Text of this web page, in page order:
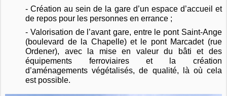
- Création au sein de la gare d’un espace d’accueil et
de repos pour les personnes en errance ;
- Valorisation de l’avant gare, entre le pont Saint-Ange
(boulevard de la Chapelle) et le pont Marcadet (rue
Ordener), avec la mise en valeur du bâti et des
équipements ferroviaires et la création
d’aménagements végétalisés, de qualité, là où cela
est possible.